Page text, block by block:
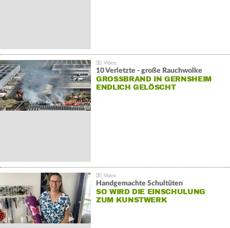
10 Verletzte - große Rauchwolke
GROSSBRAND IN GERNSHEIM E
NDLICH GELÖSCHT
Handgemachte Schultüten
SO WIRD DIE EINSCHULUNG
ZUM KUNSTWERK